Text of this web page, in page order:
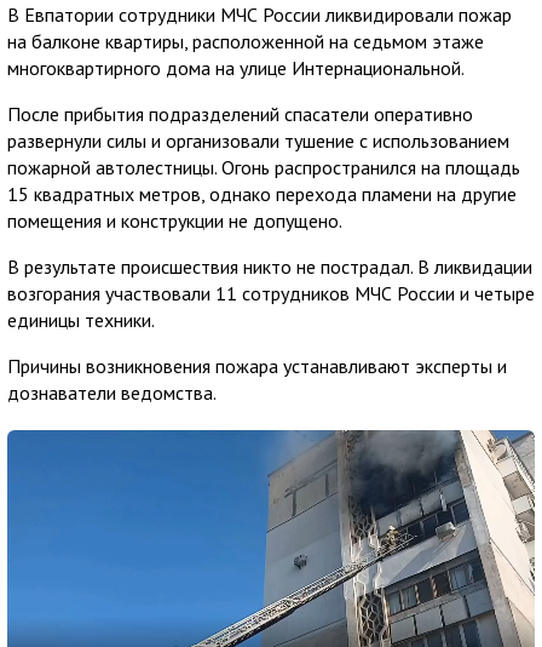
В Евпатории сотрудники МЧС России ликвидировали пожар
на балконе квартиры, расположенной на седьмом этаже
многоквартирного дома на улице Интернациональной.
После прибытия подразделений спасатели оперативно
развернули силы и организовали тушение с использованием
пожарной автолестницы. Огонь распространился на площадь
15 квадратных метров, однако перехода пламени на другие
помещения и конструкции не допущено.
В результате происшествия никто не пострадал. В ликвидации
возгорания участвовали 11 сотрудников МЧС России и четыре
единицы техники.
Причины возникновения пожара устанавливают эксперты и
дознаватели ведомства.